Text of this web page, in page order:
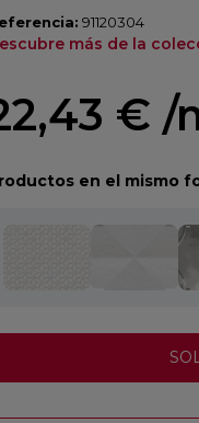
91120304
más de la
€ /
en el mismo